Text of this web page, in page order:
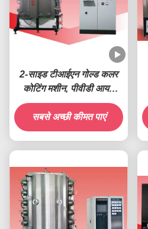
2-साइड टीआईएन गोल्ड कलर
कोटिंग मशीन, पीवीडी आयन
कोटिंग मशीन
सबसे अच्छी कीमत पाएं